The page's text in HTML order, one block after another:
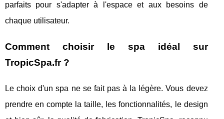
parfaits pour s'adapter à l'espace et aux besoins de
chaque utilisateur.
Comment choisir le spa idéal sur
TropicSpa.fr ?
Le choix d'un spa ne se fait pas à la légère. Vous devez
prendre en compte la taille, les fonctionnalités, le design